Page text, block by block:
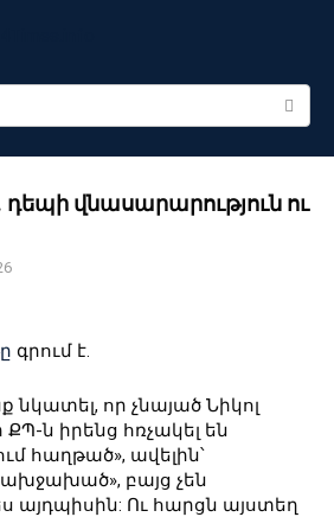
դեպի վնասարարություն ու
գրում է.
նկատել, որ չնայած Նիկոլ
ՔՊ-ն իրենց հռչակել են
հաղթած», ավելին՝
բայց չեն
այդպիսին: Ու հարցն այստեղ